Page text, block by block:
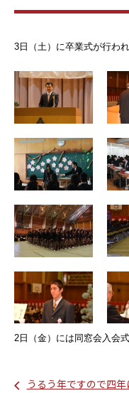
3日（土）に卒業式が行われ
2日（金）には同窓会入会
うるう年ですので四年